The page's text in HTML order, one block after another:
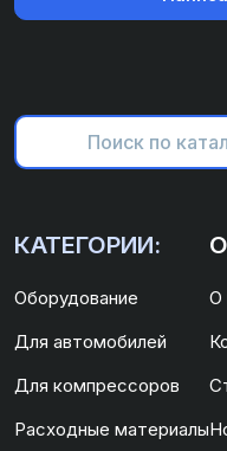
КАТЕГОРИИ:
Оборудование
Для автомобилей
Для компрессоров
Расходные материалы
О